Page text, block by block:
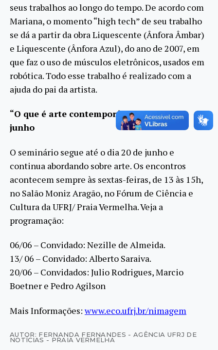
seus trabalhos ao longo do tempo. De acordo com
Mariana, o momento “high tech” de seu trabalho
se dá a partir da obra Liquescente (Ânfora Âmbar)
e Liquescente (Ânfora Azul), do ano de 2007, em
que faz o uso de músculos eletrônicos, usados em
robótica. Todo esse trabalho é realizado com a
ajuda do pai da artista.
“O que é arte contemporânea?” segue em
junho
O seminário segue até o dia 20 de junho e
continua abordando sobre arte. Os encontros
acontecem sempre às sextas-feiras, de 13 às 15h,
no Salão Moniz Aragão, no Fórum de Ciência e
Cultura da UFRJ/ Praia Vermelha. Veja a
programação:
06/06 – Convidado: Nezille de Almeida.
13/ 06 – Convidado: Alberto Saraiva.
20/06 – Convidados: Julio Rodrigues, Marcio
Boetner e Pedro Agilson
Mais Informações:www.eco.ufrj.br/nimagem
AUTOR: FERNANDA FERNANDES - AGÊNCIA UFRJ DE
NOTÍCIAS - PRAIA VERMELHA